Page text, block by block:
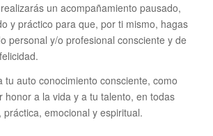
un acompañamiento pausado,
y práctico para que, por ti mismo, hagas
personal y/o profesional consciente y de
tu auto conocimiento consciente, como
honor a la vida y a tu talento, en todas
emocional y espiritual.